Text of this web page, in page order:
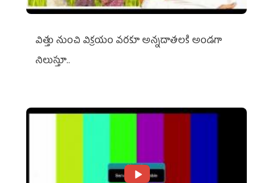
విత్తు నుంచి విక్రయం వరకూ అన్నదాతలకి అండగా
నిలుస్తూ..